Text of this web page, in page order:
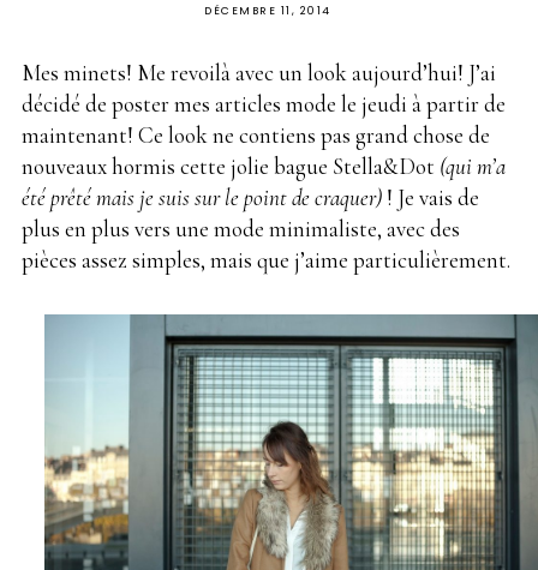
PUBLIÉ
DÉCEMBRE 11, 2014
Mes minets! Me revoilà avec un look aujourd’hui! J’ai
décidé de poster mes articles mode le jeudi à partir de
maintenant! Ce look ne contiens pas grand chose de
nouveaux hormis cette jolie bague Stella&Dot (qui m’a
été prêté mais je suis sur le point de craquer) ! Je vais de
plus en plus vers une mode minimaliste, avec des
pièces assez simples, mais que j’aime particulièrement.